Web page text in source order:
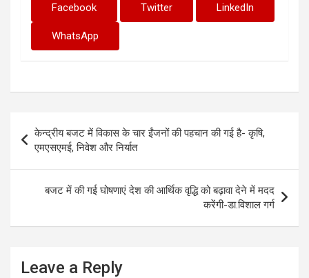
Facebook Twitter LinkedIn
WhatsApp
Post
navigation
केन्द्रीय बजट में विकास के चार ईंजनों की पहचान की गई है- कृषि,
एमएसएमई, निवेश और निर्यात
बजट में की गई घोषणाएं देश की आर्थिक वृद्धि को बढ़ावा देने में मदद
करेंगी-डा.विशाल गर्ग
Leave a Reply